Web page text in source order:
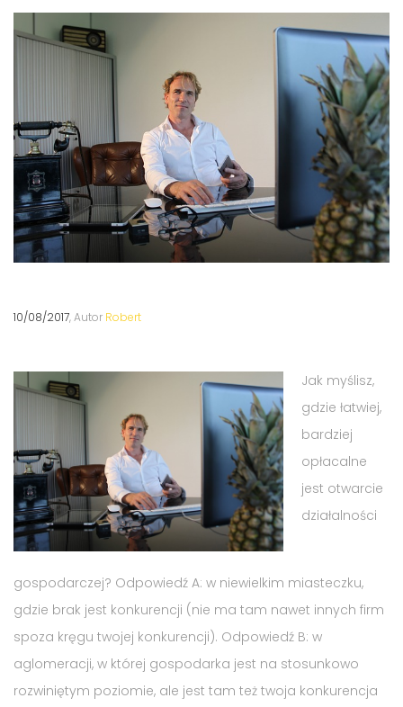
10/08/2017, Autor Robert
Jak myślisz,
gdzie łatwiej,
bardziej
opłacalne
jest otwarcie
działalności
gospodarczej? Odpowiedź A: w niewielkim miasteczku,
gdzie brak jest konkurencji (nie ma tam nawet innych firm
spoza kręgu twojej konkurencji). Odpowiedź B: w
aglomeracji, w której gospodarka jest na stosunkowo
rozwiniętym poziomie, ale jest tam też twoja konkurencja